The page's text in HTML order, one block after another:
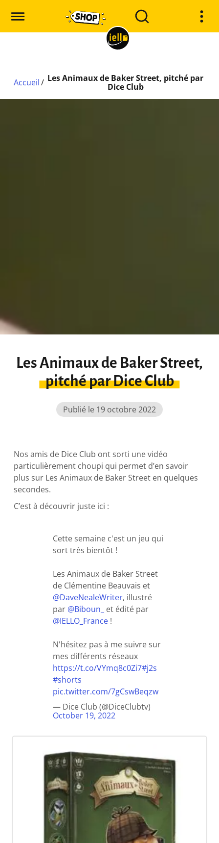
Accueil/ Les Animaux de Baker Street, pitché par
Dice Club
Les Animaux de Baker Street,
pitché par Dice Club
Publié le 19 octobre 2022
Nos amis de Dice Club ont sorti une vidéo
particulièrement choupi qui permet d’en savoir
plus sur Les Animaux de Baker Street en quelques
secondes.
C’est à découvrir juste ici :
Cette semaine c'est un jeu qui
sort très bientôt !
Les Animaux de Baker Street
de Clémentine Beauvais et
@DaveNealeWriter, illustré
par @Biboun_ et édité par
@IELLO_France !
N'hésitez pas à me suivre sur
mes différents réseaux
https://t.co/VYmq8c0Zi7#j2s
#shorts
pic.twitter.com/7gCswBeqzw
— Dice Club (@DiceClubtv)
October 19, 2022